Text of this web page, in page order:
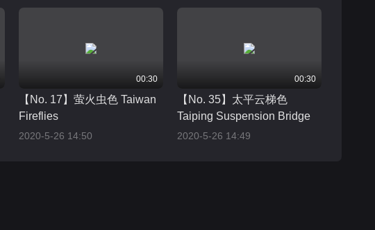
00:30
【No. 17】萤火虫色 Taiwan
Fireflies
2020-5-26 14:50
00:30
【No. 35】太平云梯色
Taiping Suspension Bridge
2020-5-26 14:49